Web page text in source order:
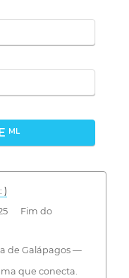
ML
)
Fim do
de Galápagos —
que conecta.